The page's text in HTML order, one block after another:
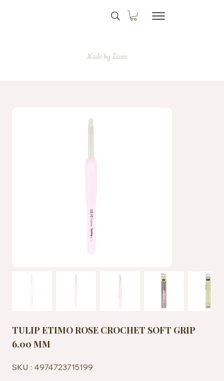
Made by Zazie
TULIP ETIMO ROSE CROCHET SOFT GRIP
6.00 MM
SKU : 4974723715199
4974723715199